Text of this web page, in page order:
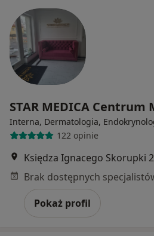
STAR MEDICA Centrum
Interna, Dermatologia,
122 opinie
Pokaż profil